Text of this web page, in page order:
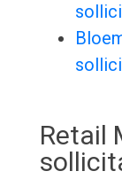
Retail